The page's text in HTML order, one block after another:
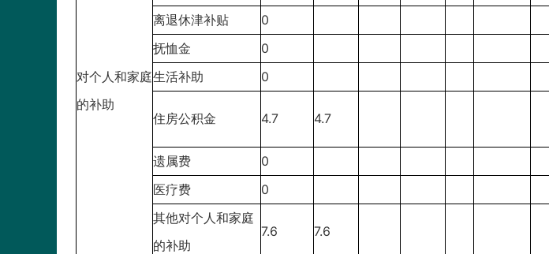
对个人和家庭
的补助
离退休津补贴
0
抚恤金
0
生活补助
0
住房公积金 4.7 4.7
遗属费
0
医疗费
0
其他对个人和家庭
的补助
7.6 7.6